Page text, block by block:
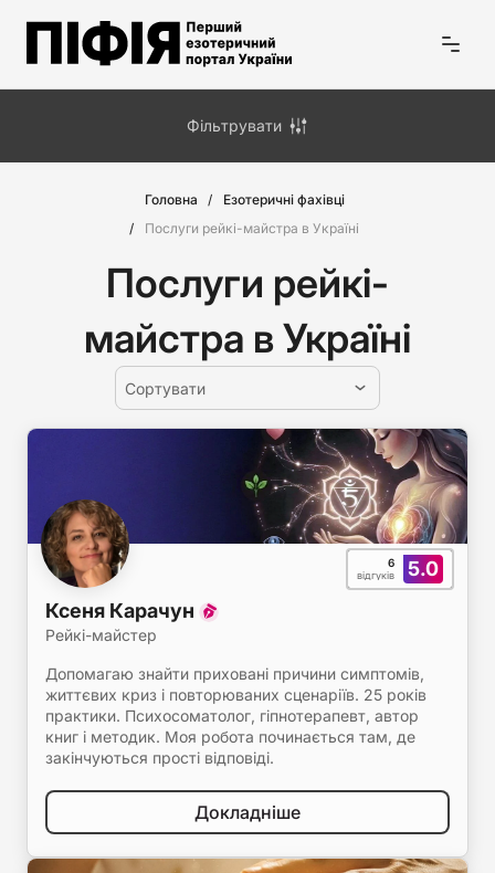
Головна
Езотеричні фахівці
Послуги рейкі-майстра в Україні
Послуги рейкі-
майстра в Україні
Сортувати
5.0
6
відгуків
Ксеня Карачун
Рейкі-майстер
Допомагаю знайти приховані причини симптомів,
життєвих криз і повторюваних сценаріїв. 25 років
практики. Психосоматолог, гіпнотерапевт, автор
книг і методик. Моя робота починається там, де
закінчуються прості відповіді.
Докладніше
Фільтрувати